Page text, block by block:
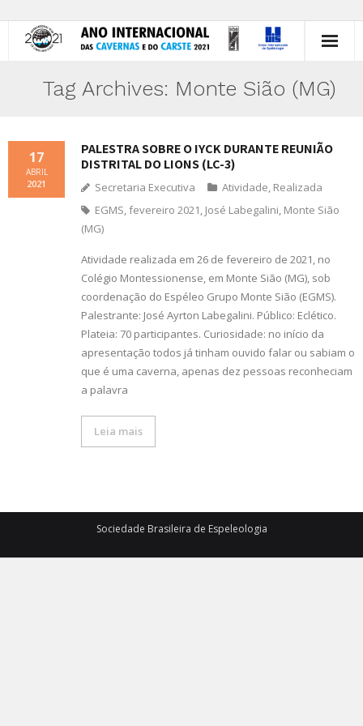
Atividades
Animal do Ano
Divulgação
Tag Archives: Monte Sião (MG)
PALESTRA SOBRE O IYCK DURANTE REUNIÃO
DISTRITAL DO LIONS (LC-3)
17
ABRIL
2021 Secretaria Executiva Atividade, Realizada
EGMS,fevereiro 2021, José Labegalini, Monte Sião
(MG)
Atividade realizada em 26 de fevereiro de 2021, no
Colégio Montessionense, em Monte Sião (MG), sob
coordenação do Espéleo Grupo Monte Sião (EGMS).
Palestrante: José Ayrton Labegalini. Público: Eclético.
Plateia: 70 participantes. Curiosidade: no início da
apresentação todos já tinham ouvido falar ou sabiam o
que é uma caverna, apenas dez pessoas reconheciam
a palavra
Leia mais
Sociedade Brasileira de Espeleologia